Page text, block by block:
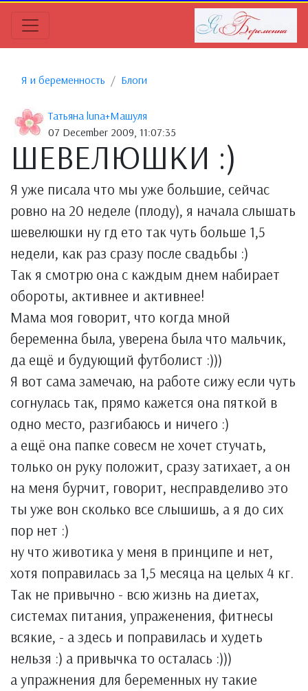
Я и беременность Блоги
Татьяна luna+Maшуля
07 December 2009, 11:07:35
ШЕВЕЛЮШКИ :)
Я уже писала что мы уже большие, сейчас
ровно на 20 неделе (плоду), я начала слышать
шевелюшки ну гд ето так чуть больше 1,5
недели, как раз сразу после свадьбы :)
Так я смотрю она с каждым днем набирает
обороты, активнее и активнее!
Мама моя говорит, что когда мной
беременна была, уверена была что мальчик,
да ещё и будующий футболист :)))
Я вот сама замечаю, на работе сижу если чуть
согнулась так, прямо кажется она пяткой в
одно место, разгибаюсь и ничего :)
а ещё она папке совесм не хочет стучать,
только он руку положит, сразу затихает, а он
на меня бурчит, говорит, несправделиво это
ты уже вон сколько все слышишь, а я до сих
пор нет :)
ну что животика у меня в принципе и нет,
хотя поправилась за 1,5 месяца на целых 4 кг.
Так не привычно - всю жизнь на диетах,
системах питания, упраженения, фитнесы
всякие, - а здесь и поправилась и худеть
нельзя :) а привычка то осталась :)))
а упражнения для беременных ну такие